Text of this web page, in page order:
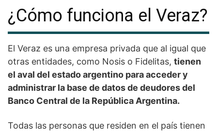
¿Cómo funciona el Veraz?
El Veraz es una empresa privada que al igual que
otras entidades, como Nosis o Fidelitas, tienen
el aval del estado argentino para acceder y
administrar la base de datos de deudores del
Banco Central de la República Argentina.
Todas las personas que residen en el país tienen